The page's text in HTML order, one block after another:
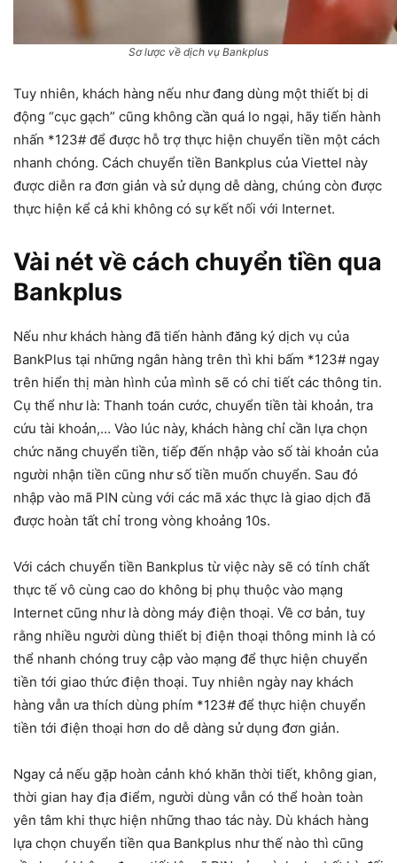
Sơ lược về dịch vụ Bankplus
Tuy nhiên, khách hàng nếu như đang dùng một thiết bị di
động “cục gạch” cũng không cần quá lo ngại, hãy tiến hành
nhấn *123# để được hỗ trợ thực hiện chuyển tiền một cách
nhanh chóng. Cách chuyển tiền Bankplus của Viettel này
được diễn ra đơn giản và sử dụng dễ dàng, chúng còn được
thực hiện kể cả khi không có sự kết nối với Internet.
Vài nét về cách chuyển tiền qua
Bankplus
Nếu như khách hàng đã tiến hành đăng ký dịch vụ của
BankPlus tại những ngân hàng trên thì khi bấm *123# ngay
trên hiển thị màn hình của mình sẽ có chi tiết các thông tin.
Cụ thể như là: Thanh toán cước, chuyển tiền tài khoản, tra
cứu tài khoản,… Vào lúc này, khách hàng chỉ cần lựa chọn
chức năng chuyển tiền, tiếp đến nhập vào số tài khoản của
người nhận tiền cũng như số tiền muốn chuyển. Sau đó
nhập vào mã PIN cùng với các mã xác thực là giao dịch đã
được hoàn tất chỉ trong vòng khoảng 10s.
Với cách chuyển tiền Bankplus từ việc này sẽ có tính chất
thực tế vô cùng cao do không bị phụ thuộc vào mạng
Internet cũng như là dòng máy điện thoại. Về cơ bản, tuy
rằng nhiều người dùng thiết bị điện thoại thông minh là có
thể nhanh chóng truy cập vào mạng để thực hiện chuyển
tiền tới giao thức điện thoại. Tuy nhiên ngày nay khách
hàng vẫn ưa thích dùng phím *123# để thực hiện chuyển
tiền tới điện thoại hơn do dễ dàng sử dụng đơn giản.
Ngay cả nếu gặp hoàn cảnh khó khăn thời tiết, không gian,
thời gian hay địa điểm, người dùng vẫn có thể hoàn toàn
yên tâm khi thực hiện những thao tác này. Dù khách hàng
lựa chọn chuyển tiền qua Bankplus như thế nào thì cũng